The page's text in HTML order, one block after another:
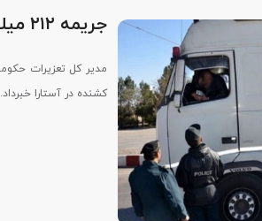
جریمه ۲۱۲ میلیاردی یک شرکت به اتهام قاچاق خودروی کشنده در آستارا
کشنده در آستارا خبرداد.